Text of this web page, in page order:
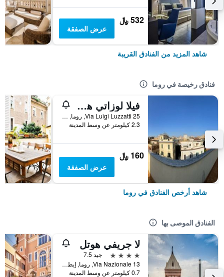
532 ﷼
عرض الصفقة
شاهد المزيد من الفنادق القريبة
فنادق رخيصة في روما
فيلا لوزاتي هوستل
25 Via Luigi Luzzatti, روما, إيطاليا
2.3 كيلومتر عن وسط المدينة
160 ﷼
عرض الصفقة
شاهد أرخص الفنادق في روما
الفنادق الموصى بها
لا جريفي هوتل
4 نجوم
جيد 7.5
Via Nazionale 13, روما, إيطاليا
0.7 كيلومتر عن وسط المدينة